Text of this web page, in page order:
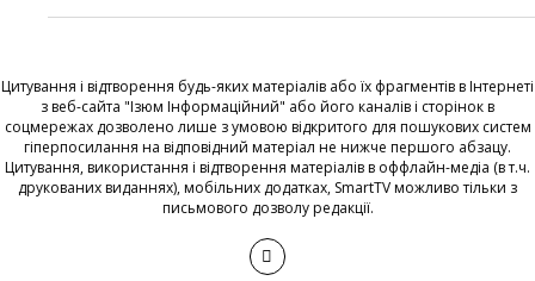
Цитування і відтворення будь-яких матеріалів або їх фрагментів в Інтернеті
з веб-сайта "Ізюм Інформаційний" або його каналів і сторінок в
соцмережах дозволено лише з умовою відкритого для пошукових систем
гіперпосилання на відповідний матеріал не нижче першого абзацу.
Цитування, використання і відтворення матеріалів в оффлайн-медіа (в т.ч.
друкованих виданнях), мобільних додатках, SmartTV можливо тільки з
письмового дозволу редакції.